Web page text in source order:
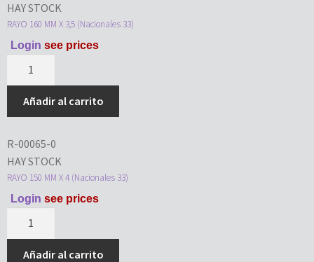
HAY STOCK
RAYO 160 MM X 3,5 (Nacionales 33)
Login see prices
Añadir al carrito
R-00065-0
HAY STOCK
RAYO 150 MM X 4 (Nacionales 33)
Login see prices
Añadir al carrito